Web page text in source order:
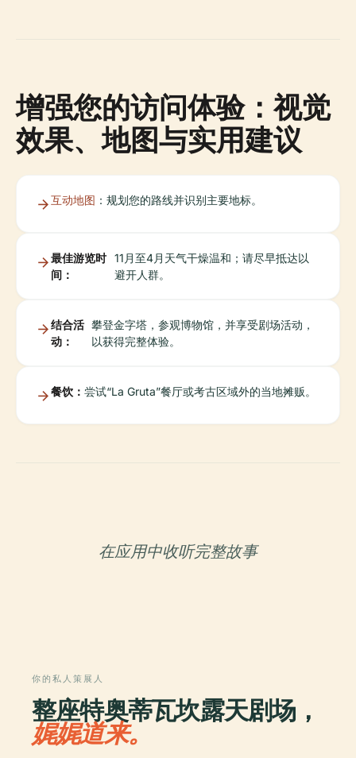
增强您的访问体验：视觉
效果、地图与实用建议
互动地图 ：规划您的路线并识别主要地标。
最佳游览时
间：
11月至4月天气干燥温和；请尽早抵达以
避开人群。
结合活
动：
攀登金字塔，参观博物馆，并享受剧场活动，
以获得完整体验。
餐饮： 尝试“La Gruta”餐厅或考古区域外的当地摊贩。
在应用中收听完整故事
你的私人策展人
整座特奥蒂瓦坎露天剧场，
娓娓道来。